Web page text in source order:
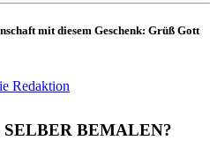
mit diesem Geschenk: Grüß Gott
Redaktion
BEMALEN?